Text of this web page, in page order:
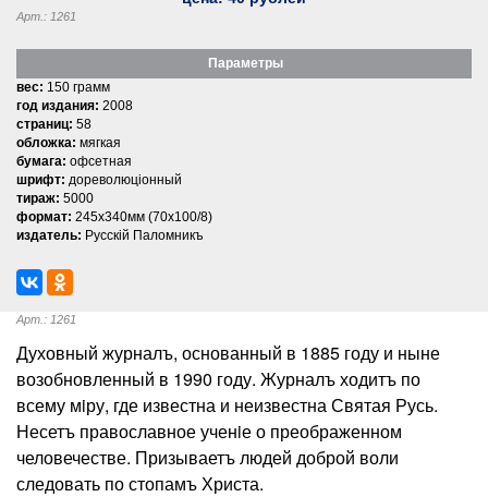
Арт.: 1261
Параметры
вес: 150 грамм
год издания: 2008
страниц: 58
обложка: мягкая
бумага: офсетная
шрифт: дореволюцiонный
тираж: 5000
формат: 245х340мм (70х100/8)
издатель: Русскiй Паломникъ
Арт.: 1261
Духовный журналъ, основанный в 1885 году и ныне
возобновленный в 1990 году. Журналъ ходитъ по
всему мiру, где известна и неизвестна Святая Русь.
Несетъ православное ученiе о преображенном
человечестве. Призываетъ людей доброй воли
следовать по стопамъ Христа.